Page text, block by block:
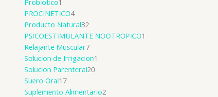
Probiotico1
PROCINETICO4
Producto Natural32
PSICOESTIMULANTE NOOTROPICO1
Relajante Muscular7
Solucion de Irrigacion1
Solucion Parenteral20
Suero Oral17
Suplemento Alimentario2